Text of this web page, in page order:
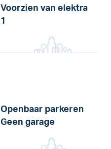
Voorzien van elektra
1
Openbaar parkeren
Geen garage